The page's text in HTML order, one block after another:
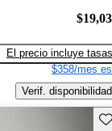
El precio incluye tasas
$358/mes
Verif. disponibilidad